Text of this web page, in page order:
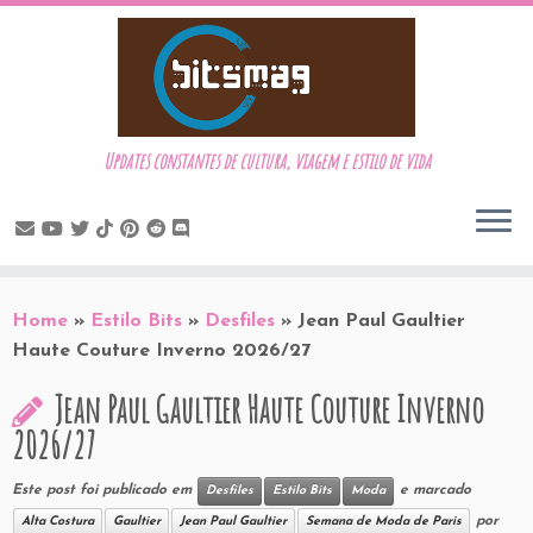
to
content
Updates constantes de cultura, viagem e estilo de vida
Home » Estilo Bits » Desfiles » Jean Paul Gaultier
Haute Couture Inverno 2026/27
Jean Paul Gaultier Haute Couture Inverno
2026/27
Este post foi publicado em Desfiles Estilo Bits Moda e marcado
Alta Costura Gaultier Jean Paul Gaultier Semana de Moda de Paris por